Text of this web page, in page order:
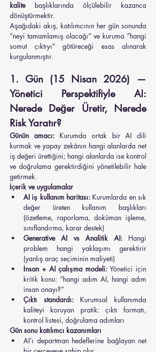
kalite başlıklarında ölçülebilir kazanca
dönüştürmektir.
Aşağıdaki akış, katılımcının her gün sonunda
“neyi tamamlamış olacağı” ve kuruma “hangi
somut çıktıyı” götüreceği esas alınarak
kurgulanmıştır.
1. Gün (15 Nisan 2026) —
Yönetici Perspektifiyle AI:
Nerede Değer Üretir, Nerede
Risk Yaratır?
Günün amacı: Kurumda ortak bir AI dili
kurmak ve yapay zekânın hangi alanlarda net
iş değeri ürettiğini; hangi alanlarda ise kontrol
ve doğrulama gerektirdiğini yönetilebilir hale
getirmek.
İçerik ve uygulamalar
AI iş kullanım haritası: Kurumlarda en sık
değer üreten kullanım başlıkları
(özetleme, raporlama, doküman işleme,
sınıflandırma, karar destek)
Generative AI vs Analitik AI: Hangi
problem hangi yaklaşımı gerektirir
(yanlış araç seçiminin maliyeti)
İnsan + AI çalışma modeli: Yönetici için
kritik konu: “hangi adım AI, hangi adım
insan onayı?”
Çıktı standardı: Kurumsal kullanımda
kaliteyi koruyan pratik: çıktı formatı,
kontrol listesi, doğrulama adımları
Gün sonu katılımcı kazanımları
AI’ı departman hedeflerine bağlayan net